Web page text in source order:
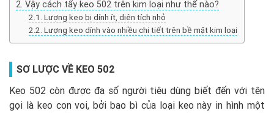
Vậy cách tẩy keo 502 trên kim loại như thế nào?
Lượng keo bị dính ít, diện tích nhỏ
Lượng keo dính vào nhiều chi tiết trên bề mặt kim loại
SƠ LƯỢC VỀ KEO 502
Keo 502 còn được đa số người tiêu dùng biết đến với tên
gọi là keo con voi, bởi bao bì của loại keo này in hình một